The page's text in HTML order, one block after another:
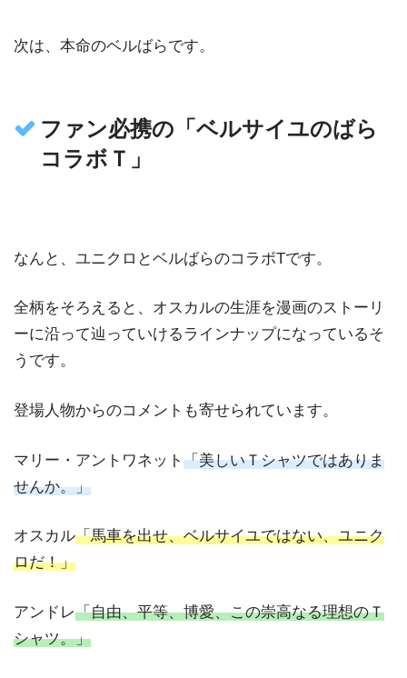
次は、本命のベルばらです。
ファン必携の「ベルサイユのばら
コラボＴ」
なんと、ユニクロとベルばらのコラボTです。
全柄をそろえると、オスカルの生涯を漫画のストーリ
ーに沿って辿っていけるラインナップになっているそ
うです。
登場人物からのコメントも寄せられています。
マリー・アントワネット 「美しいＴシャツではありま
せんか。」
オスカル「馬車を出せ、ベルサイユではない、ユニク
ロだ！」
アンドレ「自由、平等、博愛、この崇高なる理想のＴ
シャツ。」